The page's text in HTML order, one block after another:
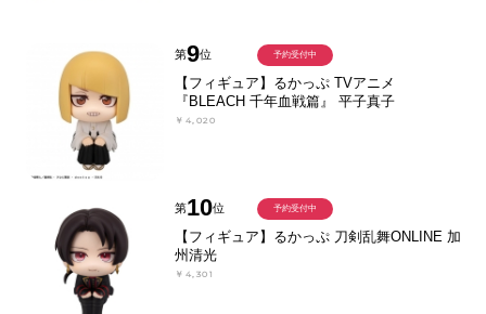
第9位
【フィギュア】るかっぷ TVアニメ
『BLEACH 千年血戦篇』 平子真子
￥4,020
予約受付中
第10位
【フィギュア】るかっぷ 刀剣乱舞ONLINE 加
州清光
￥4,301
予約受付中